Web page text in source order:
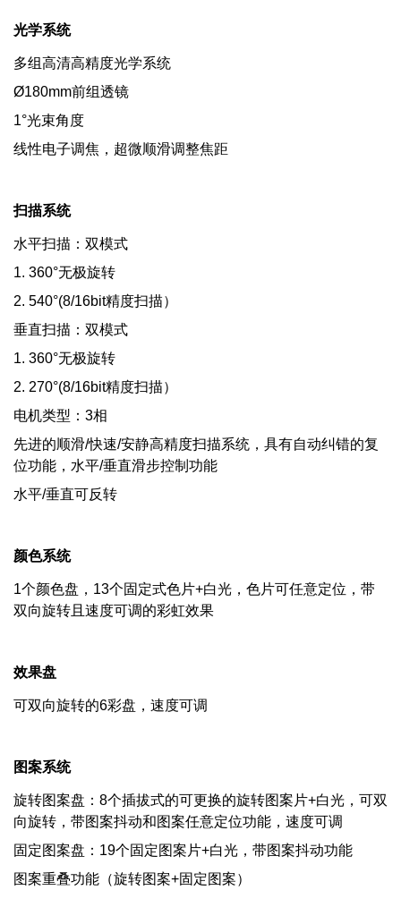
光学系统
多组高清高精度光学系统
Ø180mm前组透镜
1°光束角度
线性电子调焦，超微顺滑调整焦距
扫描系统
水平扫描：双模式
1. 360°无极旋转
2. 540°(8/16bit精度扫描）
垂直扫描：双模式
1. 360°无极旋转
2. 270°(8/16bit精度扫描）
电机类型：3相
先进的顺滑/快速/安静高精度扫描系统，具有自动纠错的复
位功能，水平/垂直滑步控制功能
水平/垂直可反转
颜色系统
1个颜色盘，13个固定式色片+白光，色片可任意定位，带
双向旋转且速度可调的彩虹效果
效果盘
可双向旋转的6彩盘，速度可调
图案系统
旋转图案盘：8个插拔式的可更换的旋转图案片+白光，可双
向旋转，带图案抖动和图案任意定位功能，速度可调
固定图案盘：19个固定图案片+白光，带图案抖动功能
图案重叠功能（旋转图案+固定图案）